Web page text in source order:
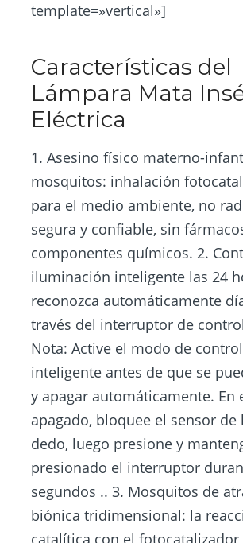
template=»vertical»]
Características del
Lámpara Mata
Eléctrica
1. Asesino físico materno-
mosquitos: inhalación
para el medio ambiente, no
segura y confiable, sin
componentes químicos. 2.
iluminación inteligente las 24
reconozca automáticamente
través del interruptor de
Nota: Active el modo de
inteligente antes de que se
y apagar automáticamente. En
apagado, bloquee el sensor de
dedo, luego presione y
presionado el interruptor
segundos .. 3. Mosquitos de
biónica tridimensional: la